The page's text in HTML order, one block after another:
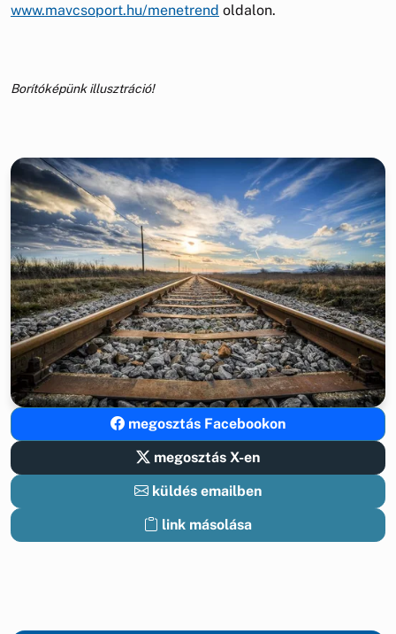
www.mavcsoport.hu/menetrend oldalon.
Borítóképünk illusztráció!
megosztás Facebookon
megosztás X-en
küldés emailben
link másolása